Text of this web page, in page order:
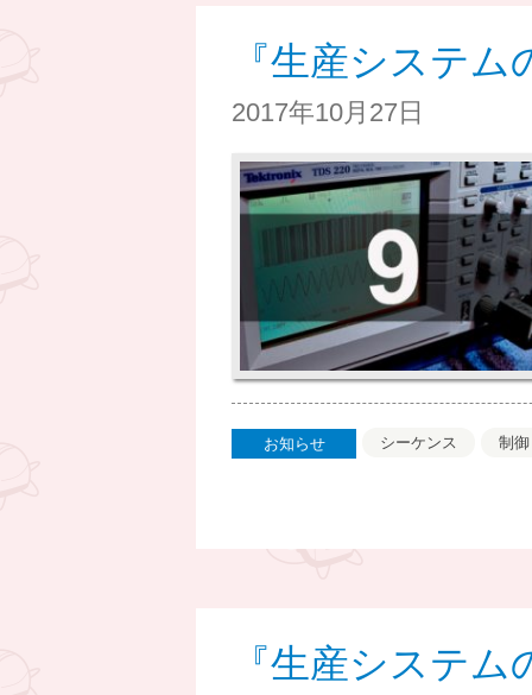
『生産システ
2017年10月27日
お知らせ シーケンス 制御
『生産システ